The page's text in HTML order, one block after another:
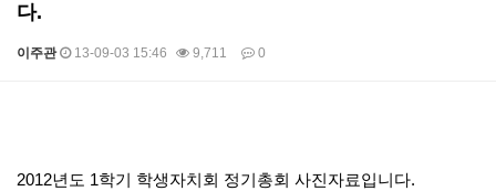
다.
이주관 13-09-03 15:46 9,711 0
2012년도 1학기 학생자치회 정기총회 사진자료입니다.